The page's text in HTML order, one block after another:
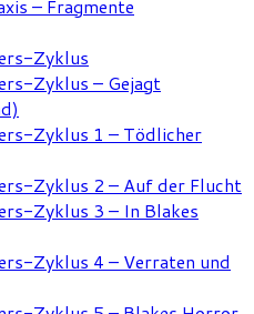
– Fragmente
Zyklus
Zyklus – Gejagt
Zyklus 1 – Tödlicher
Zyklus 2 – Auf der Flucht
Zyklus 3 – In Blakes
Zyklus 4 – Verraten und